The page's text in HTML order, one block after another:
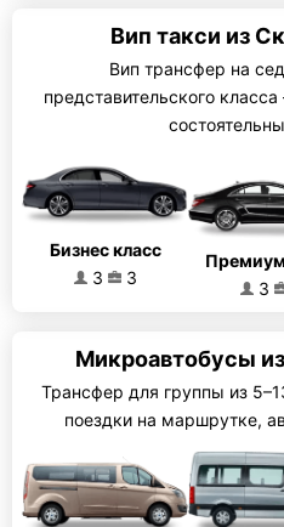
Вип такси из
Вип трансфер на
представительского
Бизнес класс
3
3
3
Микроавтобусы
Трансфер для группы из
поездки на маршрутке,